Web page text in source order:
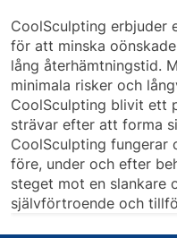
CoolSculpting erbjuder
för att minska
lång återhämtningstid.
minimala risker och
CoolSculpting blivit ett
strävar efter att forma
CoolSculpting fungerar
före, under och efter
steget mot en slankare
självförtroende och